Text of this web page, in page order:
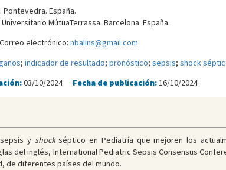
España.
MútuaTerrassa. Barcelona. España.
electrónico: nbalins@gmail.com
; indicador de resultado; pronóstico; sepsis; shock
03/10/2024 Fecha de publicación:16/10/2024
y shockséptico en Pediatría que mejoren los
del inglés, International Pediatric Sepsis Consensus
de diferentes países del mundo.